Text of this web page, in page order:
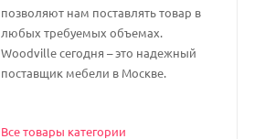
позволяют нам поставлять товар в
любых требуемых объемах.
Woodville сегодня – это надежный
поставщик мебели в Москве.
Все товары категории